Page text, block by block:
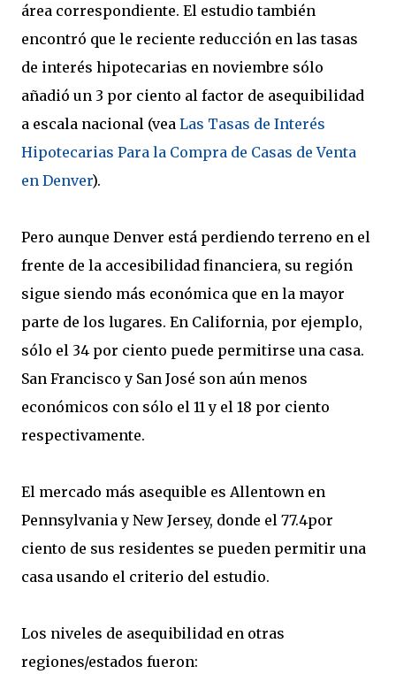
área correspondiente. El estudio también
encontró que le reciente reducción en las tasas
de interés hipotecarias en noviembre sólo
añadió un 3 por ciento al factor de asequibilidad
a escala nacional (vea Las Tasas de Interés
Hipotecarias Para la Compra de Casas de Venta
en Denver).
Pero aunque Denver está perdiendo terreno en el
frente de la accesibilidad financiera, su región
sigue siendo más económica que en la mayor
parte de los lugares. En California, por ejemplo,
sólo el 34 por ciento puede permitirse una casa.
San Francisco y San José son aún menos
económicos con sólo el 11 y el 18 por ciento
respectivamente.
El mercado más asequible es Allentown en
Pennsylvania y New Jersey, donde el 77.4por
ciento de sus residentes se pueden permitir una
casa usando el criterio del estudio.
Los niveles de asequibilidad en otras
regiones/estados fueron: